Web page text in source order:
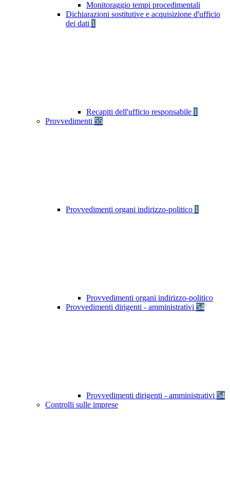
Monitoraggio tempi procedimentali
Dichiarazioni sostitutive e acquisizione d'ufficio
dei dati 1
Recapiti dell'ufficio responsabile 1
Provvedimenti 55
Provvedimenti organi indirizzo-politico 1
Provvedimenti organi indirizzo-politico
Provvedimenti dirigenti - amministrativi 54
Provvedimenti dirigenti - amministrativi 54
Controlli sulle imprese